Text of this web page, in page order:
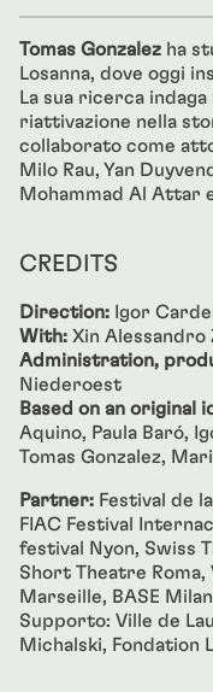
Tomas Gonzalez ha
Losanna, dove oggi
La sua ricerca
riattivazione nella
collaborato come
Milo Rau, Yan
Mohammad Al Attar
CREDITS
Direction: Igor
With: Xin Alessandro
Administration,
Niederoest
Based on an original
Aquino, Paula Baró,
Tomas Gonzalez,
Partner: Festival de
FIAC Festival
festival Nyon, Swiss
Short Theatre
Marseille, BASE
Supporto: Ville de
Michalski, Fondation